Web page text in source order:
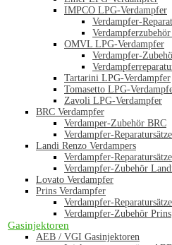
IMPCO LPG-Verdampfer
Verdampfer-
OMVL LPG-Verdampfer
Verdampfer-
Tartarini LPG-Verdampfer
Tomasetto LPG-
Zavoli LPG-Verdampfer
BRC Verdampfer
Verdamper-Zubehör BRC
Verdampfer-
Landi Renzo Verdampers
Verdampfer-
Verdampfer-Zubehör
Lovato Verdampfer
Prins Verdampfer
Verdampfer-
Verdampfer-Zubehör Prins
Gasinjektoren
AEB / VGI Gasinjektoren